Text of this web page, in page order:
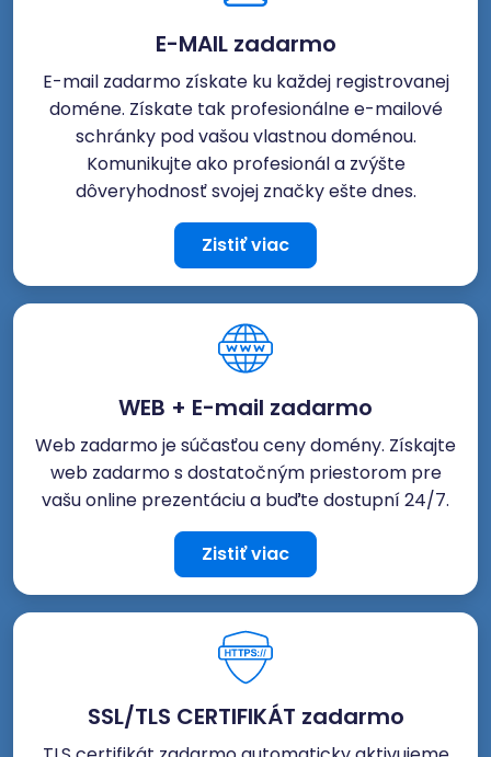
E-MAIL zadarmo
E-mail zadarmo získate ku každej registrovanej
doméne. Získate tak profesionálne e-mailové
schránky pod vašou vlastnou doménou.
Komunikujte ako profesionál a zvýšte
dôveryhodnosť svojej značky ešte dnes.
Zistiť viac
WEB + E-mail zadarmo
Web zadarmo je súčasťou ceny domény. Získajte
web zadarmo s dostatočným priestorom pre
vašu online prezentáciu a buďte dostupní 24/7.
Zistiť viac
SSL/TLS CERTIFIKÁT zadarmo